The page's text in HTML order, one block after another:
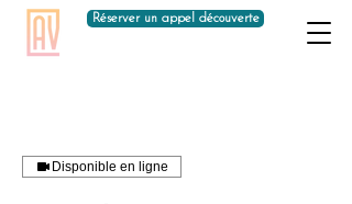
Réserver un appel découverte
Disponible en ligne